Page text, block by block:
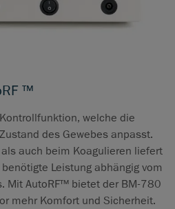
™
welche die
des Gewebes anpasst.
auch beim Koagulieren liefert
Leistung abhängig vom
Mit AutoRF™ bietet der BM-780
mehr Komfort und Sicherheit.